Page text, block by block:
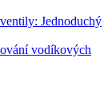
Jednoduchý
vodíkových